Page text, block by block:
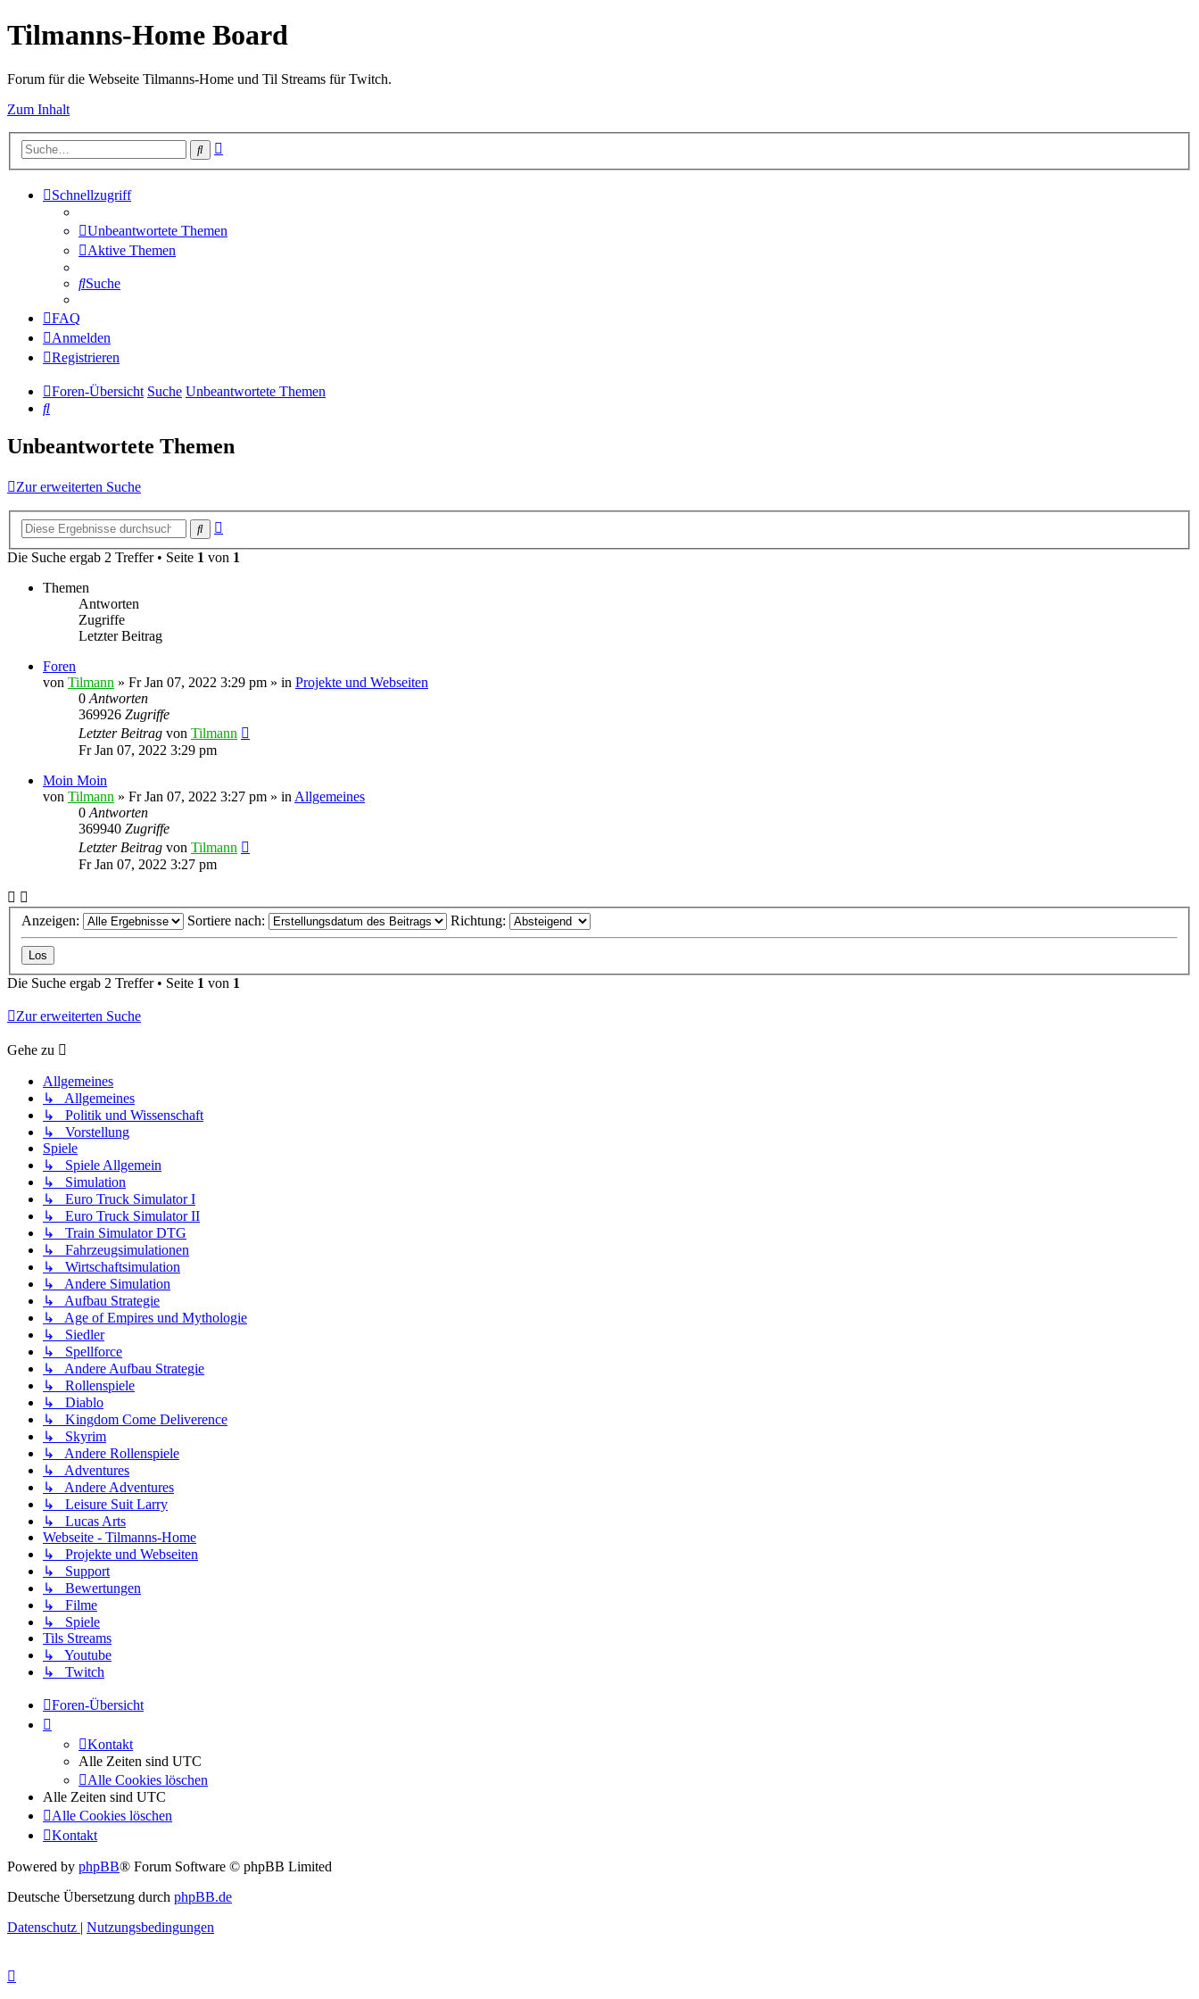
Tilmanns-Home Board
Forum für die Webseite Tilmanns-Home und Til Streams für Twitch.
Zum Inhalt
Suche
Schnellzugriff
Unbeantwortete Themen
Aktive Themen
Suche
FAQ
Anmelden
Registrieren
Foren-Übersicht Suche Unbeantwortete Themen
Suche
Unbeantwortete Themen
Zur erweiterten Suche
Suche
Die Suche ergab 2 Treffer • Seite 1 von 1
Themen
Antworten
Zugriffe
Letzter Beitrag
Foren
von Tilmann » Fr Jan 07, 2022 3:29 pm » in Projekte und Webseiten
0 Antworten
369926 Zugriffe
Letzter Beitrag von Tilmann
Fr Jan 07, 2022 3:29 pm
Moin Moin
von Tilmann » Fr Jan 07, 2022 3:27 pm » in Allgemeines
0 Antworten
369940 Zugriffe
Letzter Beitrag von Tilmann
Fr Jan 07, 2022 3:27 pm
Anzeigen: Sortiere nach: Richtung:
Die Suche ergab 2 Treffer • Seite 1 von 1
Zur erweiterten Suche
Gehe zu
Allgemeines
↳ Allgemeines
↳ Politik und Wissenschaft
↳ Vorstellung
Spiele
↳ Spiele Allgemein
↳ Simulation
↳ Euro Truck Simulator I
↳ Euro Truck Simulator II
↳ Train Simulator DTG
↳ Fahrzeugsimulationen
↳ Wirtschaftsimulation
↳ Andere Simulation
↳ Aufbau Strategie
↳ Age of Empires und Mythologie
↳ Siedler
↳ Spellforce
↳ Andere Aufbau Strategie
↳ Rollenspiele
↳ Diablo
↳ Kingdom Come Deliverence
↳ Skyrim
↳ Andere Rollenspiele
↳ Adventures
↳ Andere Adventures
↳ Leisure Suit Larry
↳ Lucas Arts
Webseite - Tilmanns-Home
↳ Projekte und Webseiten
↳ Support
↳ Bewertungen
↳ Filme
↳ Spiele
Tils Streams
↳ Youtube
↳ Twitch
Foren-Übersicht
Kontakt
Alle Zeiten sind UTC
Alle Cookies löschen
Alle Zeiten sind UTC
Alle Cookies löschen
Kontakt
Powered by phpBB® Forum Software © phpBB Limited
Deutsche Übersetzung durch phpBB.de
Datenschutz
Nutzungsbedingungen